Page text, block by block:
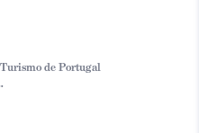
de Portugal